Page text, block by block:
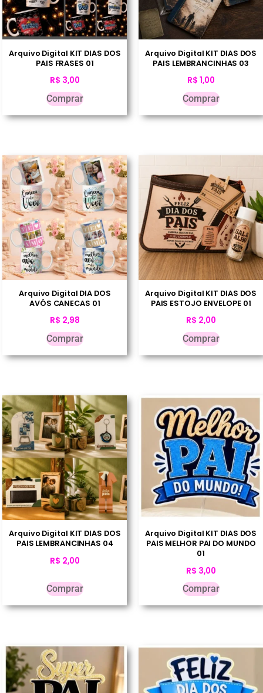
Arquivo Digital KIT DIAS DOS
PAIS FRASES 01
R$ 3,00
Comprar
Arquivo Digital KIT DIAS DOS
PAIS LEMBRANCINHAS 03
R$ 1,00
Comprar
Arquivo Digital DIA DOS
AVÓS CANECAS 01
R$ 2,98
Comprar
Arquivo Digital KIT DIAS DOS
PAIS ESTOJO ENVELOPE 01
R$ 2,00
Comprar
Arquivo Digital KIT DIAS DOS
PAIS LEMBRANCINHAS 04
R$ 2,00
Comprar
Arquivo Digital KIT DIAS DOS
PAIS MELHOR PAI DO MUNDO
01
R$ 3,00
Comprar